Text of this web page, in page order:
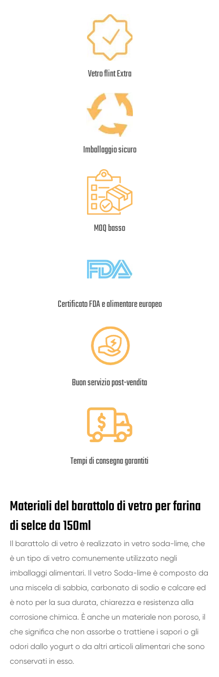
Vetro flint Extra
Imballaggio sicuro
MOQ basso
Certificato FDA e alimentare europeo
Buon servizio post-vendita
Tempi di consegna garantiti
Materiali del barattolo di vetro per farina
di selce da 150ml
Il barattolo di vetro è realizzato in vetro soda-lime, che
è un tipo di vetro comunemente utilizzato negli
imballaggi alimentari. Il vetro Soda-lime è composto da
una miscela di sabbia, carbonato di sodio e calcare ed
è noto per la sua durata, chiarezza e resistenza alla
corrosione chimica. È anche un materiale non poroso, il
che significa che non assorbe o trattiene i sapori o gli
odori dallo yogurt o da altri articoli alimentari che sono
conservati in esso.